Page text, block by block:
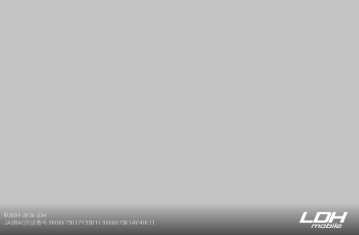
©2009-2026 LDH
JASRAC許諾番号 9008675017Y55011 9008675014Y41011